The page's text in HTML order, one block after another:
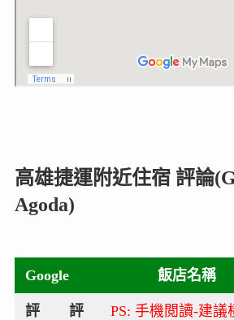
高雄捷運附近住宿 評論
Agoda)
Google 飯店名稱
評
評
PS: 手機閲讀-建議